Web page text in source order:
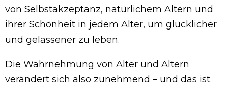
von Selbstakzeptanz, natürlichem Altern und
ihrer Schönheit in jedem Alter, um glücklicher
und gelassener zu leben.
Die Wahrnehmung von Alter und Altern
verändert sich also zunehmend – und das ist